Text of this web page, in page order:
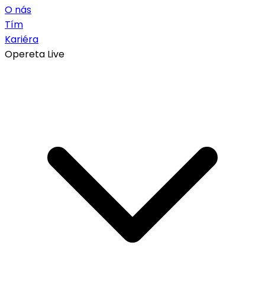
O nás
Tím
Kariéra
Opereta Live